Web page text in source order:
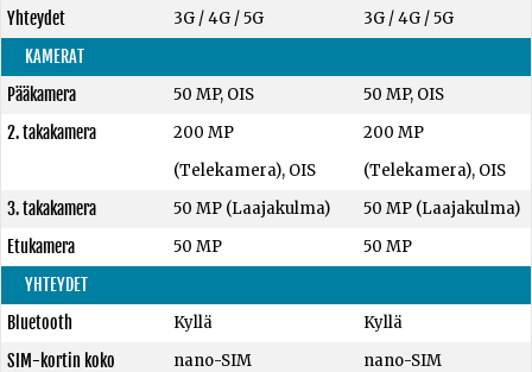
Yhteydet
3G / 4G / 5G
3G / 4G / 5G
KAMERAT
Pääkamera
50 MP, OIS
50 MP, OIS
2. takakamera
200 MP
(Telekamera), OIS
200 MP
(Telekamera), OIS
3. takakamera
50 MP (Laajakulma)
50 MP (Laajakulma)
Etukamera
50 MP
50 MP
YHTEYDET
Bluetooth
Kyllä
Kyllä
SIM-kortin koko
nano-SIM
nano-SIM